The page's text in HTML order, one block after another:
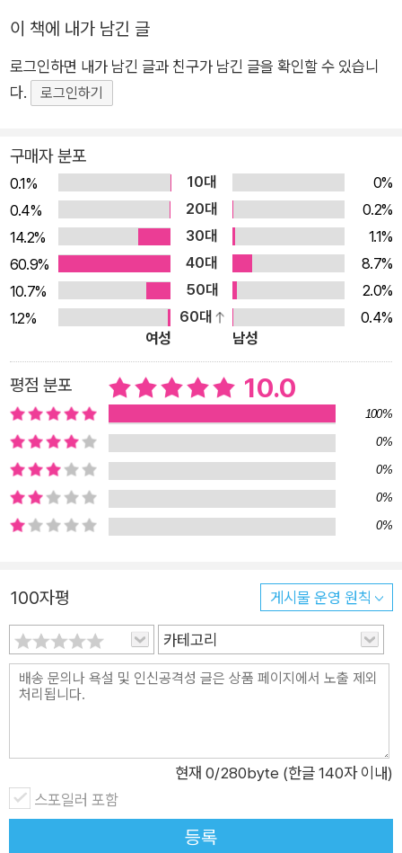
는 단어, 올바른 가치관과 태도를 형성하는 데 꼭 필요한 단어 들
이다. 작가는 이 단어들의 뜻을 간결하게 정리하고, 단어의 쓰임
을 바로 이해할 수 있도록 생활 밀착형 예문들도 알차게 담았다.
그리고 365개의 필사 문장은 이 어휘를 ‘아이의 말’로 만들어 주
단락의 짧은 필사를 해내는 데에는 5분이면 충분하지만, 습관의
힘은 위대하다. 어휘를 정확하게 알고, 분명하게 표현하며, 세상
을 다채롭게 보는 아이로 성장시키고 싶다면 《김종원의 초등 필
사 일력 365》를 아이의 책상 위에, 시선이 닿는 곳에 올려놓아
주자. 귀엽고 아기자기한 일러스트와 함께하는 김종원 작가의 세
심한 문장들은 내 아이가 보낼 하루의 나침반이 되어 주며, 덩달
아 아이의 어휘력과 표현력까지 키워 줄 것이다. ★ 120만 부모
멘토 김종원의 첫 필사 일력 ★ 하루 한 장 어휘와 필사 문장 365
개 수록 “아이의 언어가 바뀌지 않는 이유는 아직 어휘가 ‘아이의
말’이 되지 않았기 때문입니다.” 스마트폰과 미디어가 발달하면
서 일상에서 긴 글을 읽고 쓸 일이 갈수록 줄어들고 있다. 통계청
이 발표한 ‘2023년 사회조사’ 결과에 따르면, 1년 동안 우리나라
13세 이상 인구의 절반 이상은 독서를 하지 않았다. 해마다 독서
인구는 줄어들고, 어른의 어휘력 빈곤은 자라나는 아이들에게도
대물림되고 있다. 더욱이 아이들은 태어나면서부터 스마트폰과
아 읽기를 어려워하거나, 일상생활에서 자신의 감정을 ‘킹 받네’,
‘쩐다’ 같은 납작한 단어로만 표현하곤 한다. 부모가 어렸을 때에
도 아이들끼리 즐겨 쓰는 유행어가 더러 있기는 했지만, 요즘 아
이들이 사용하는 언어는 지켜볼수록 걱정스러운 수준이다. “아이
신조어만 따라 쓰는 우리 아이, 괜찮을까요?”라며 걱정 어린 고
민을 토로하는 부모들이 점점 더 늘어나는 이유다. 이러한 부모들
의 고민에 응답하듯, 120만 학부모의 든든한 인문 멘토이자 자녀
교육 분야의 ‘믿고 읽는’ 베스트셀러 저자인 김종원이 초등 아이
이 책에 내가 남긴 글
로그인하면 내가 남긴 글과 친구가 남긴 글을 확인할 수 있습니
다.
로그인하기
구매자 분포
0.1% 10대
0%
0.4%
20대
0.2%
14.2%
30대
1.1%
60.9%
40대
8.7%
10.7%
50대
2.0%
1.2%
60대
0.4%
여성
남성
평점 분포 10.0
100%
0%
0%
0%
0%
100자평 게시물 운영 원칙
카테고리
현재 0/280byte (한글 140자 이내)
스포일러 포함
등록